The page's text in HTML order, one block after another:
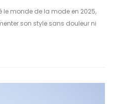
le monde de la mode en 2025,
son style sans douleur ni